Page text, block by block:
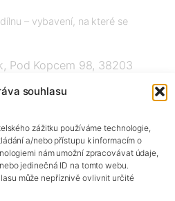
souhlasu
zážitku používáme technologie,
a/nebo přístupu k informacím o
nám umožní zpracovávat údaje,
jedinečná ID na tomto webu.
může nepříznivě ovlivnit určité
– vybavení, na které se
Pod Kopcem 98, 38203